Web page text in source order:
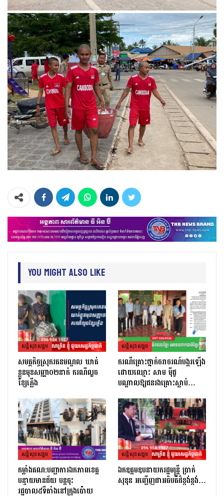
You Might Also Like
សន្តិសុខសង្គម
សមត្ថកិច្ចស្រុករតនមណ្ឌល ឃាត់
ខ្លួនមុខសញ្ញា០២នាក់ ករណីលួច
ខ្សែភ្លើង
សន្តិសុខសង្គម
ករណីគ្រោះថ្នាក់ចរាចរណ៍បង្ករឡើង
ដោយឈ្មោះ សាម ម៉ីជូ
បណ្ដាលឱ្យជនរងគ្រោះស្លាប់…
សន្តិសុខសង្គម
កម្លាំងគណ:បញ្ជាការឯកភាពខេត្ត
បន្ទាយមានជ័យ បន្តចុះ
រដ្ឋបាល៥ទីតាំងនៅក្រុងប៉ោយ
សន្តិសុខសង្គម
ឯកឧត្តមឧបនាយករដ្ឋមន្ត្រី ប្រាក់
សុខុន អញ្ជើញជាអធិបតីដ៏ខ្ពង់ខ្ពង់…